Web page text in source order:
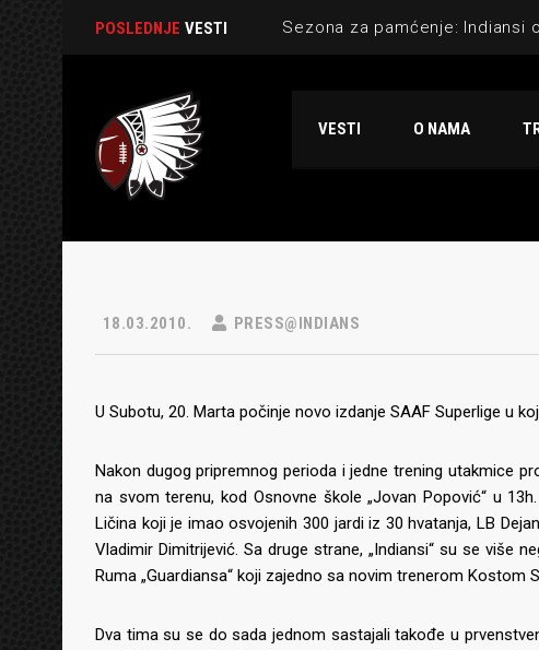
POSLEDNJE VESTI
VESTI O NAMA
18.03.2010. PRESS@INDIANS
U Subotu, 20. Marta počinje novo izdanje SAAF Superlige u
Nakon dugog pripremnog perioda i jedne trening utakmice
na svom terenu, kod Osnovne škole „Jovan Popović“ u
Ličina koji je imao osvojenih 300 jardi iz 30 hvatanja, LB
Vladimir Dimitrijević. Sa druge strane, „Indiansi“ su se više
Ruma „Guardiansa“ koji zajedno sa novim trenerom
Dva tima su se do sada jednom sastajali takođe u